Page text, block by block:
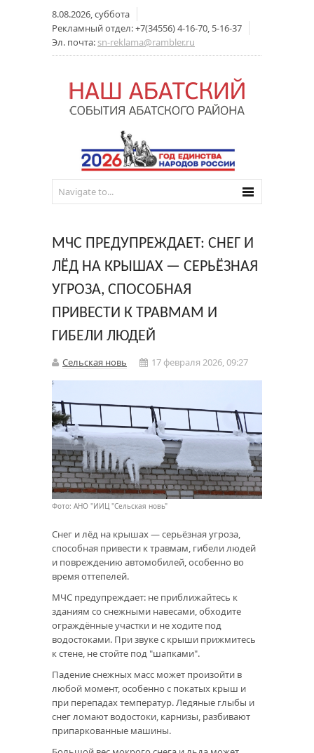
8.08.2026, суббота
Рекламный отдел: +7(34556) 4-16-70, 5-16-37
Эл. почта: sn-reklama@rambler.ru
МЧС ПРЕДУПРЕЖДАЕТ: СНЕГ И
ЛЁД НА КРЫШАХ — СЕРЬЁЗНАЯ
УГРОЗА, СПОСОБНАЯ
ПРИВЕСТИ К ТРАВМАМ И
ГИБЕЛИ ЛЮДЕЙ
Сельская новь 17 февраля 2026, 09:27
Фото: АНО "ИИЦ "Сельская новь"
Снег и лёд на крышах — серьёзная угроза,
способная привести к травмам, гибели людей
и повреждению автомобилей, особенно во
время оттепелей.
МЧС предупреждает: не приближайтесь к
зданиям со снежными навесами, обходите
ограждённые участки и не ходите под
водостоками. При звуке с крыши прижмитесь
к стене, не стойте под "шапками".
Падение снежных масс может произойти в
любой момент, особенно с покатых крыш и
при перепадах температур. Ледяные глыбы и
снег ломают водостоки, карнизы, разбивают
припаркованные машины.